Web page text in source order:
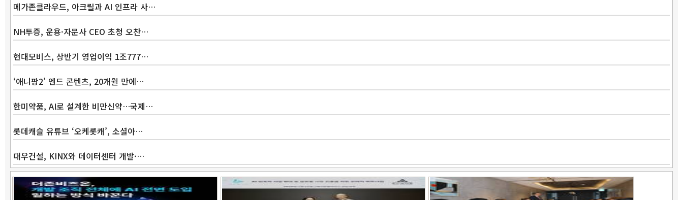
메가존클라우드, 아크릴과 AI 인프라 사…
NH투증, 운용·자문사 CEO 초청 오찬…
현대모비스, 상반기 영업이익 1조777…
‘애니팡2’ 엔드 콘텐츠, 20개월 만에…
한미약품, AI로 설계한 비만신약…국제…
롯데캐슬 유튜브 ‘오케롯캐’, 소셜아…
대우건설, KINX와 데이터센터 개발·…